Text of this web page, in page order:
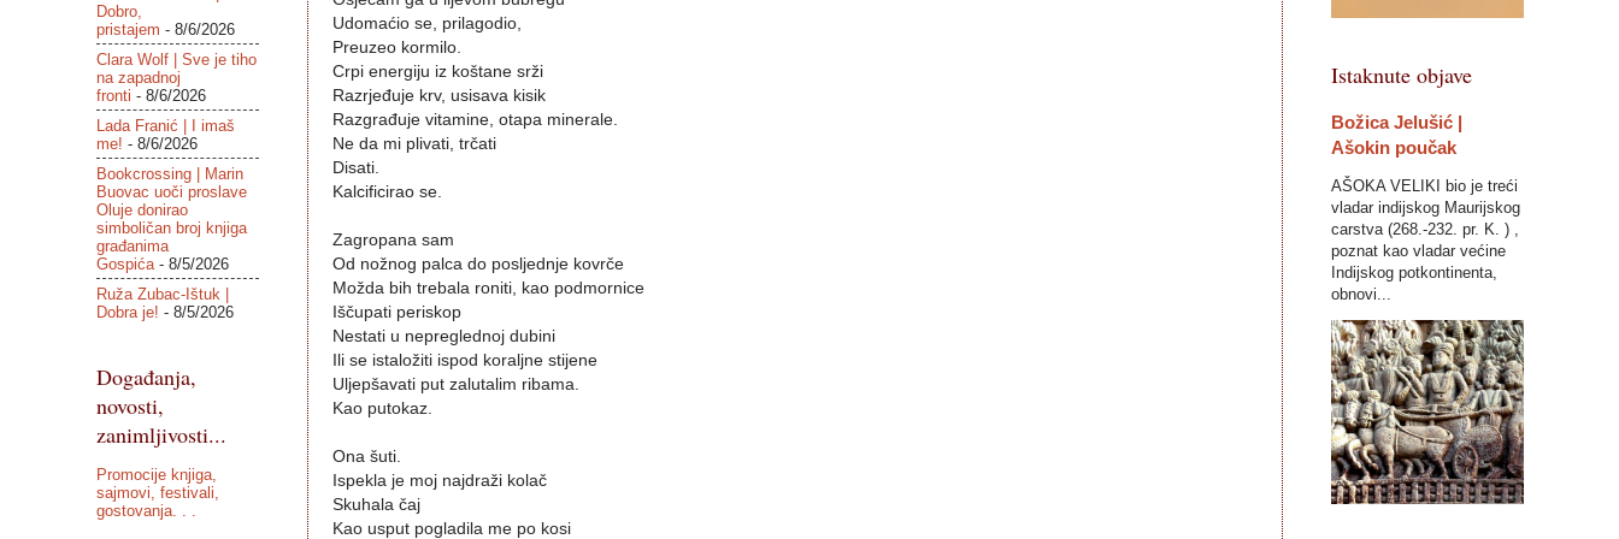
Udomaćio se, prilagodio,
Preuzeo kormilo.
Crpi energiju iz koštane srži
Razrjeđuje krv, usisava kisik
Razgrađuje vitamine, otapa minerale.
Ne da mi plivati, trčati
Disati.
Kalcificirao se.
Zagropana sam
Od nožnog palca do posljednje kovrče
Možda bih trebala roniti, kao podmornice
Iščupati periskop
Nestati u nepreglednoj dubini
Ili se istaložiti ispod koraljne stijene
Uljepšavati put zalutalim ribama.
Kao putokaz.
Ona šuti.
Ispekla je moj najdraži kolač
Skuhala čaj
Kao usput pogladila me po kosi
Dobro,
pristajem - 8/6/2026
Clara Wolf | Sve je tiho
na zapadnoj
fronti - 8/6/2026
Lada Franić | I imaš
me! - 8/6/2026
Bookcrossing | Marin
Buovac uoči proslave
Oluje donirao
simboličan broj knjiga
građanima
Gospića- 8/5/2026
Ruža Zubac-Ištuk |
Dobra je! - 8/5/2026
Događanja,
novosti,
zanimljivosti...
Promocije knjiga,
sajmovi, festivali,
gostovanja. . .
Istaknute objave
Božica Jelušić |
Ašokin poučak
AŠOKA VELIKI bio je treći
vladar indijskog Maurijskog
carstva (268.-232. pr. K. ) ,
poznat kao vladar većine
Indijskog potkontinenta,
obnovi...